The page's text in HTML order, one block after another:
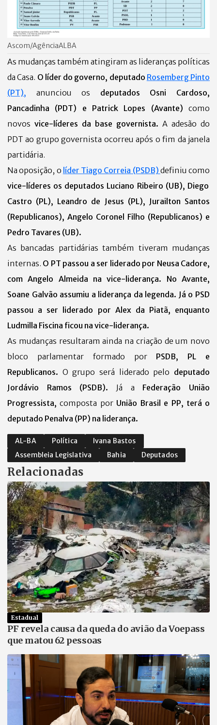
Ascom/AgênciaALBA
As mudanças também atingiram as lideranças políticas
da Casa. O líder do governo, deputado Rosemberg Pinto
(PT), anunciou os deputados Osni Cardoso,
Pancadinha (PDT) e Patrick Lopes (Avante) como
novos vice-líderes da base governista. A adesão do
PDT ao grupo governista ocorreu após o fim da janela
partidária.
Na oposição, o líder Tiago Correia (PSDB) definiu como
vice-líderes os deputados Luciano Ribeiro (UB), Diego
Castro (PL), Leandro de Jesus (PL), Jurailton Santos
(Republicanos), Angelo Coronel Filho (Republicanos) e
Pedro Tavares (UB).
As bancadas partidárias também tiveram mudanças
internas. O PT passou a ser liderado por Neusa Cadore,
com Angelo Almeida na vice-liderança. No Avante,
Soane Galvão assumiu a liderança da legenda. Já o PSD
passou a ser liderado por Alex da Piatã, enquanto
Ludmilla Fiscina ficou na vice-liderança.
As mudanças resultaram ainda na criação de um novo
bloco parlamentar formado por PSDB, PL e
Republicanos. O grupo será liderado pelo deputado
Jordávio Ramos (PSDB). Já a Federação União
Progressista, composta por União Brasil e PP, terá o
deputado Penalva (PP) na liderança.
AL-BA Política
Ivana Bastos
Assembleia Legislativa
Bahia Deputados
Relacionadas
Estadual
PF revela causa da queda do avião da Voepass
que matou 62 pessoas